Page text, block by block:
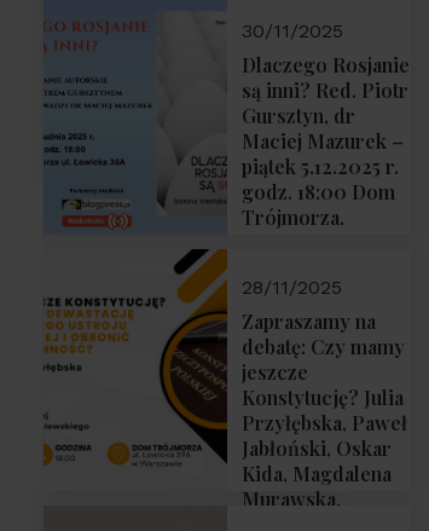
Muzeum
Żołnierzy
Wyklętych i
Więźniów
Politycznych PRL
o godz. 16:00 – 19
grudnia 2025 r.
30/11/2025
Dlaczego Rosjanie
są inni? Red. Piotr
Gursztyn, dr
Maciej Mazurek –
piątek 5.12.2025 r.
godz. 18:00 Dom
Trójmorza.
28/11/2025
Zapraszamy na
debatę: Czy mamy
jeszcze
Konstytucję? Julia
Przyłębska, Paweł
Jabłoński, Oskar
Kida, Magdalena
Murawska,